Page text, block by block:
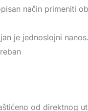
način primeniti
je jednoslojni nanos.
od direktnog